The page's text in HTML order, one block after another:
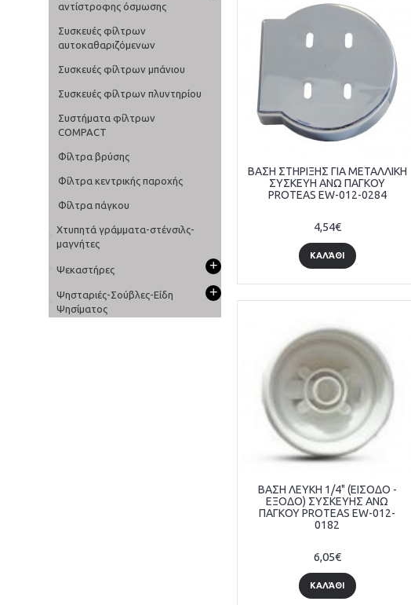
αντίστροφης όσμωσης
Συσκευές φίλτρων
αυτοκαθαριζόμενων
Συσκευές φίλτρων μπάνιου
Συσκευές φίλτρων πλυντηρίου
Συστήματα φίλτρων
COMPACT
Φίλτρα βρύσης
Φίλτρα κεντρικής παροχής
Φίλτρα πάγκου
Χτυπητά γράμματα-στένσιλς-
μαγνήτες
Ψεκαστήρες +
Ψησταριές-Σούβλες-Είδη
Ψησίματος
+
ΒΑΣΗ ΣΤΗΡΙΞΗΣ ΓΙΑ ΜΕΤΑΛΛΙΚΗ
ΣΥΣΚΕΥΗ ΑΝΩ ΠΑΓΚΟΥ
PROTEAS EW-012-0284
4,54€
ΚΑΛΆΘΙ
ΒΑΣΗ ΛΕΥΚΗ 1/4" (ΕΙΣΟΔΟ -
ΕΞΟΔΟ) ΣΥΣΚΕΥΗΣ ΑΝΩ
ΠΑΓΚΟΥ PROTEAS EW-012-
0182
6,05€
ΚΑΛΆΘΙ